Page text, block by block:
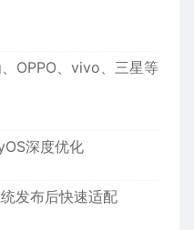
、OPPO、vivo、三星等
深度优化
发布后快速适配